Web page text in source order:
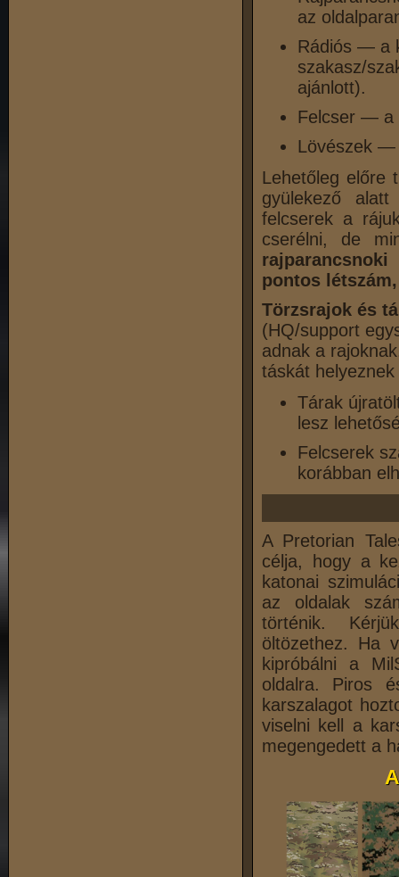
az
Rádiós — a
szakasz/
ajánlott).
Felcser — a
Lövészek —
Lehetőleg előre
gyülekező
felcserek a
cserélni, de
pontos
Törzsrajok és
(HQ/support
adnak a
táskát
Tárak
lesz
Felcserek
korábban
A Pretorian
célja, hogy a
katonai
az oldalak
történik.
öltözethez. Ha
kipróbálni a
oldalra. Piros
karszalagot
viselni kell a
megengedett a